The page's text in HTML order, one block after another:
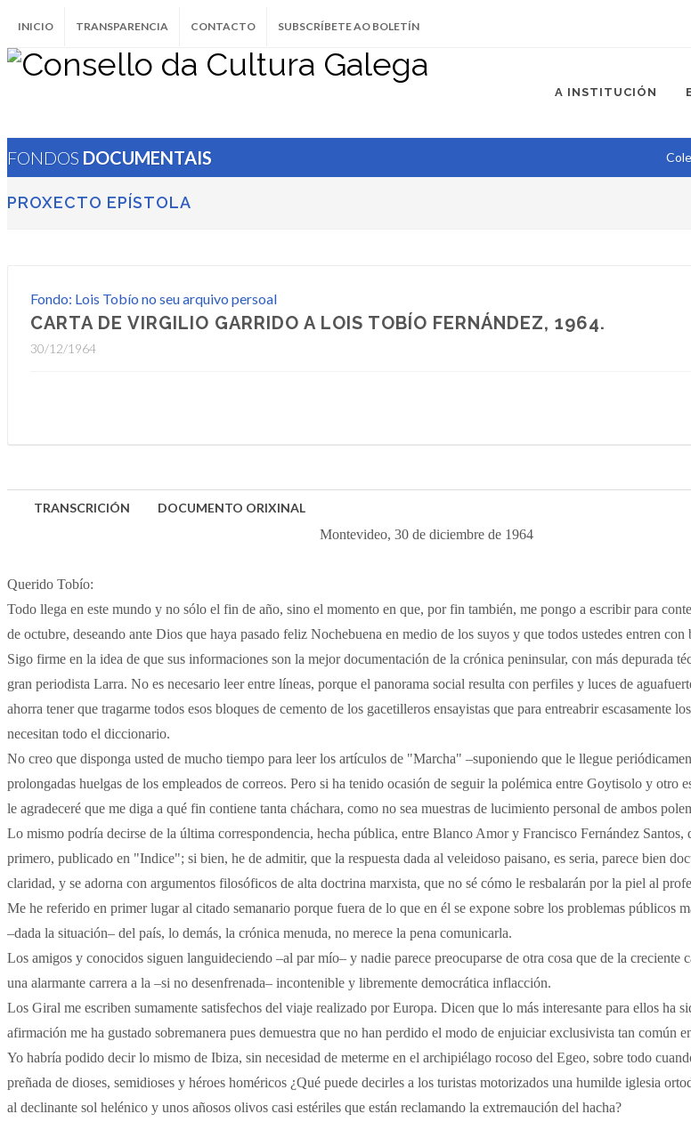
INICIO TRANSPARENCIA CONTACTO SUBSCRÍBETE AO BOLETÍN
A INSTITUCIÓN
FONDOS DOCUMENTAIS
PROXECTO EPÍSTOLA
Fondo: Lois Tobío no seu arquivo persoal
CARTA DE VIRGILIO GARRIDO A LOIS TOBÍO FERNÁNDEZ, 1964.
30/12/1964
TRANSCRICIÓN
DOCUMENTO ORIXINAL
Montevideo, 30 de diciembre de 1964
Querido Tobío:
Todo llega en este mundo y no sólo el fin de año, sino el momento en que, por fin también, me pongo a escribir para
de octubre, deseando ante Dios que haya pasado feliz Nochebuena en medio de los suyos y que todos ustedes entren
Sigo firme en la idea de que sus informaciones son la mejor documentación de la crónica peninsular, con más depurada
gran periodista Larra. No es necesario leer entre líneas, porque el panorama social resulta con perfiles y luces de
ahorra tener que tragarme todos esos bloques de cemento de los gacetilleros ensayistas que para entreabrir escasamente
necesitan todo el diccionario.
No creo que disponga usted de mucho tiempo para leer los artículos de "Marcha" –suponiendo que le llegue
prolongadas huelgas de los empleados de correos. Pero si ha tenido ocasión de seguir la polémica entre Goytisolo y otro
le agradeceré que me diga a qué fin contiene tanta cháchara, como no sea muestras de lucimiento personal de ambos
Lo mismo podría decirse de la última correspondencia, hecha pública, entre Blanco Amor y Francisco Fernández Santos,
primero, publicado en "Indice"; si bien, he de admitir, que la respuesta dada al veleidoso paisano, es seria, parece bien
claridad, y se adorna con argumentos filosóficos de alta doctrina marxista, que no sé cómo le resbalarán por la piel al
Me he referido en primer lugar al citado semanario porque fuera de lo que en él se expone sobre los problemas públicos
–dada la situación– del país, lo demás, la crónica menuda, no merece la pena comunicarla.
Los amigos y conocidos siguen languideciendo –al par mío– y nadie parece preocuparse de otra cosa que de la creciente
una alarmante carrera a la –si no desenfrenada– incontenible y libremente democrática inflacción.
Los Giral me escriben sumamente satisfechos del viaje realizado por Europa. Dicen que lo más interesante para ellos ha
afirmación me ha gustado sobremanera pues demuestra que no han perdido el modo de enjuiciar exclusivista tan común
Yo habría podido decir lo mismo de Ibiza, sin necesidad de meterme en el archipiélago rocoso del Egeo, sobre todo
preñada de dioses, semidioses y héroes homéricos ¿Qué puede decirles a los turistas motorizados una humilde iglesia
al declinante sol helénico y unos añosos olivos casi estériles que están reclamando la extremaución del hacha?